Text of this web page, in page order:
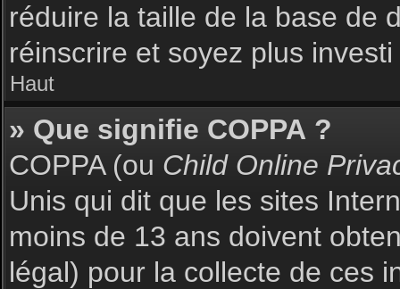
réduire la taille de la base de
réinscrire et soyez plus
Haut
» Que signifie COPPA ?
COPPA (ou Child Online
Unis qui dit que les sites
moins de 13 ans doivent
légal) pour la collecte de ces